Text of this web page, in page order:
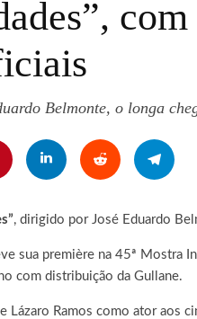
Belmonte, o longa
, dirigido por José Eduardo
sua première na 45ª Mostra
com distribuição da Gullane.
Lázaro Ramos como ator aos